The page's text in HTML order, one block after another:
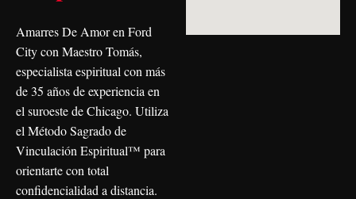
Amarres De Amor en Ford
City con Maestro Tomás,
especialista espiritual con más
de 35 años de experiencia en
el suroeste de Chicago. Utiliza
el Método Sagrado de
Vinculación Espiritual™ para
orientarte con total
confidencialidad a distancia.